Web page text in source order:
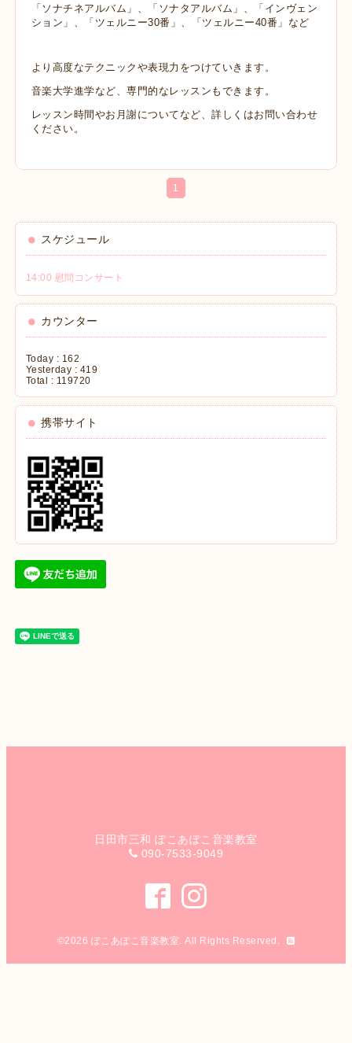
「ソナチネアルバム」、「ソナタアルバム」、「インヴェン
ション」、「ツェルニー30番」、「ツェルニー40番」など
より高度なテクニックや表現力をつけていきます。
音楽大学進学など、専門的なレッスンもできます。
レッスン時間やお月謝についてなど、詳しくはお問い合わせ
ください。
1
スケジュール
14:00 慰問コンサート
カウンター
Today : 162
Yesterday : 419
Total : 119720
携帯サイト
日田市三和 ぽこあぽこ音楽教室
090-7533-9049
©2026 ぽこあぽこ音楽教室. All Rights Reserved.